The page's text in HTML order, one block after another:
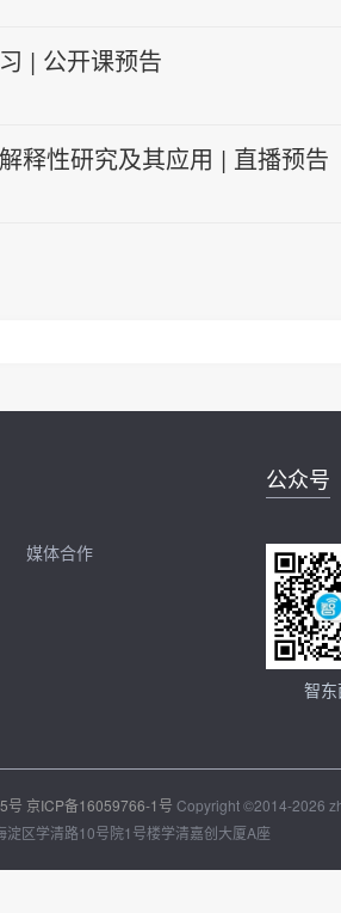
| 公开课预告
释性研究及其应用 | 直播预告
媒体合作
扫码加我直接开聊
公众号
智东
号 京ICP备16059766-1号 Copyright ©2014-2026
淀区学清路10号院1号楼学清嘉创大厦A座